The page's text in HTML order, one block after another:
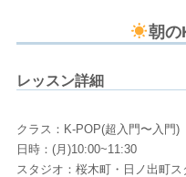
朝の
レッスン詳細
クラス：K-POP(超入門〜入門)
日時：(月)10:00~11:30
スタジオ：桜木町・日ノ出町ス